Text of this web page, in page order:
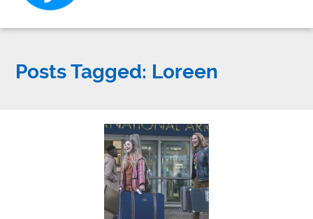
Posts Tagged: Loreen